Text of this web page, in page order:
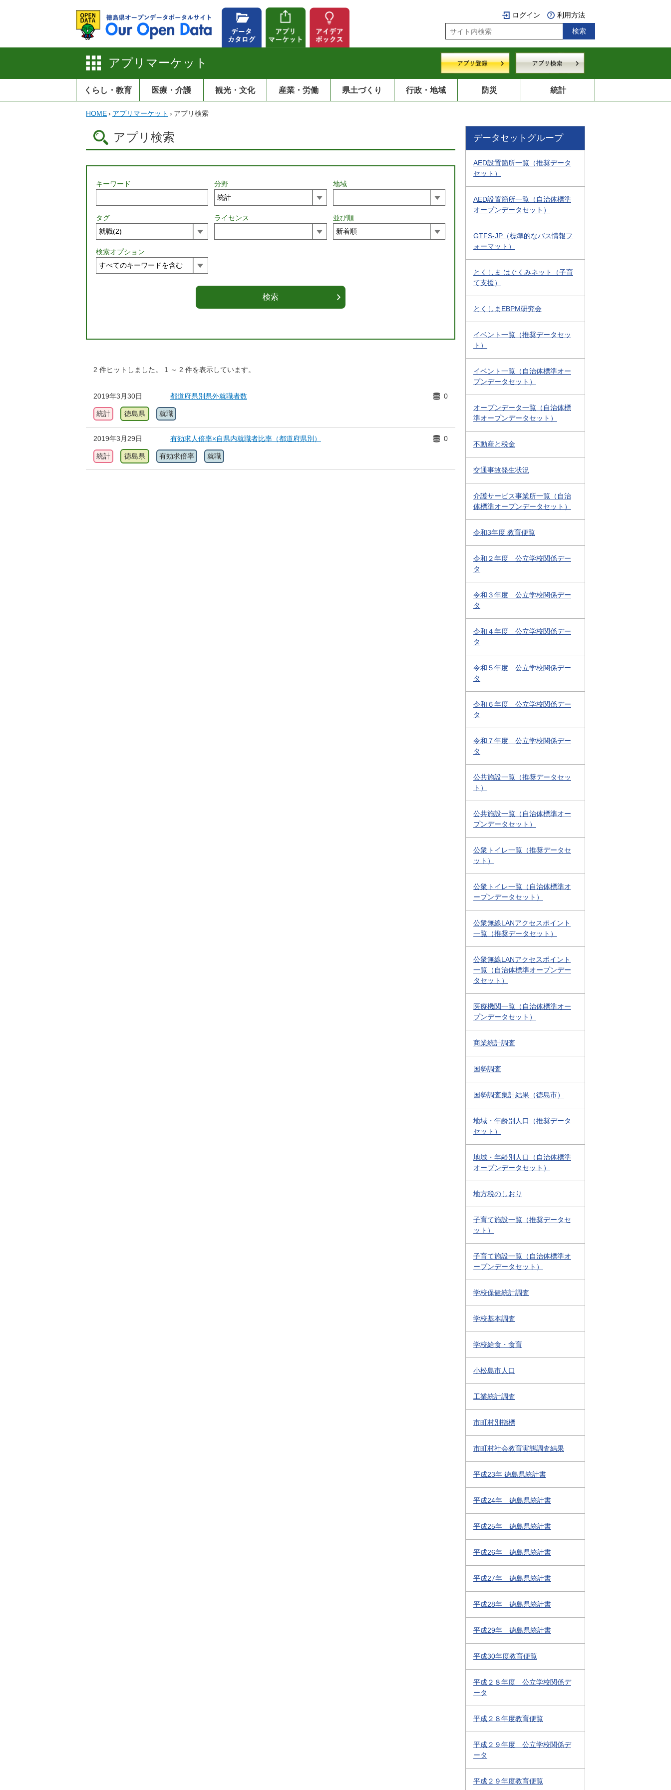
ログイン 利用方法
アプリマーケット
くらし・教育 医療・介護 観光・文化 産業・労働 県土づくり 行政・地域 防災 統計
HOME› アプリマーケット › アプリ検索
アプリ検索
キーワード 分野 地域
タグ ライセンス 並び順
検索オプション
2 件ヒットしました。 1 ～ 2 件を表示しています。
2019年3月30日 都道府県別県外就職者数 0
統計 徳島県 就職
2019年3月29日 有効求人倍率×自県内就職者比率（都道府県別） 0
統計 徳島県 有効求倍率 就職
データセットグループ
AED設置箇所一覧（推奨データ
セット）
AED設置箇所一覧（自治体標準
オープンデータセット）
GTFS-JP（標準的なバス情報フ
ォーマット）
とくしま はぐくみネット（子育
て支援）
とくしまEBPM研究会
イベント一覧（推奨データセッ
ト）
イベント一覧（自治体標準オー
プンデータセット）
オープンデータ一覧（自治体標
準オープンデータセット）
不動産と税金
交通事故発生状況
介護サービス事業所一覧（自治
体標準オープンデータセット）
令和3年度 教育便覧
令和２年度 公立学校関係デー
タ
令和３年度 公立学校関係デー
タ
令和４年度 公立学校関係デー
タ
令和５年度 公立学校関係デー
タ
令和６年度 公立学校関係デー
タ
令和７年度 公立学校関係デー
タ
公共施設一覧（推奨データセッ
ト）
公共施設一覧（自治体標準オー
プンデータセット）
公衆トイレ一覧（推奨データセ
ット）
公衆トイレ一覧（自治体標準オ
ープンデータセット）
公衆無線LANアクセスポイント
一覧（推奨データセット）
公衆無線LANアクセスポイント
一覧（自治体標準オープンデー
タセット）
医療機関一覧（自治体標準オー
プンデータセット）
商業統計調査
国勢調査
国勢調査集計結果（徳島市）
地域・年齢別人口（推奨データ
セット）
地域・年齢別人口（自治体標準
オープンデータセット）
地方税のしおり
子育て施設一覧（推奨データセ
ット）
子育て施設一覧（自治体標準オ
ープンデータセット）
学校保健統計調査
学校基本調査
学校給食・食育
小松島市人口
工業統計調査
市町村別指標
市町村社会教育実態調査結果
平成23年 徳島県統計書
平成24年 徳島県統計書
平成25年 徳島県統計書
平成26年 徳島県統計書
平成27年 徳島県統計書
平成28年 徳島県統計書
平成29年 徳島県統計書
平成30年度教育便覧
平成２８年度 公立学校関係デ
ータ
平成２８年度教育便覧
平成２９年度 公立学校関係デ
ータ
平成２９年度教育便覧